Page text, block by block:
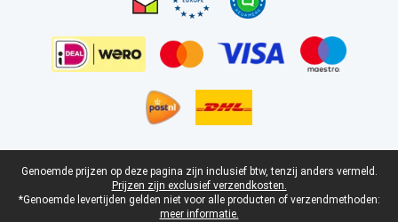
Juridische voettekst
Genoemde prijzen op deze pagina zijn inclusief btw, tenzij anders vermeld.
Prijzen zijn exclusief verzendkosten.
*Genoemde levertijden gelden niet voor alle producten of verzendmethoden:
meer informatie.